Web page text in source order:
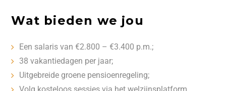
Wat bieden we jou
Een salaris van €2.800 – €3.400 p.m.;
38 vakantiedagen per jaar;
Uitgebreide groene pensioenregeling;